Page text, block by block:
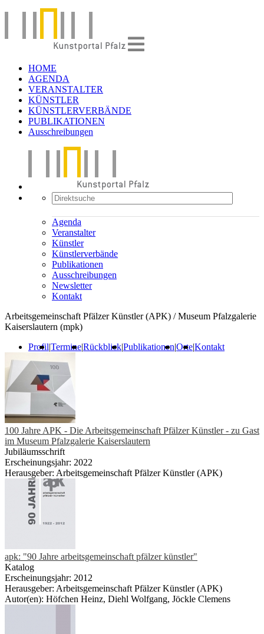
HOME
AGENDA
VERANSTALTER
KÜNSTLER
KÜNSTLERVERBÄNDE
PUBLIKATIONEN
Ausschreibungen
Agenda
Veranstalter
Künstler
Künstlerverbände
Publikationen
Ausschreibungen
Newsletter
Kontakt
Arbeitsgemeinschaft Pfälzer Künstler (APK) / Museum Pfalzgalerie
Kaiserslautern (mpk)
Profil|Termine|Rückblick|Publikationen|Orte|Kontakt
100 Jahre APK - Die Arbeitsgemeinschaft Pfälzer Künstler - zu Gast
im Museum Pfalzgalerie Kaiserslautern
Jubiläumsschrift
Erscheinungsjahr: 2022
Herausgeber: Arbeitsgemeinschaft Pfälzer Künstler (APK)
apk: "90 Jahre arbeitsgemeinschaft pfälzer künstler"
Katalog
Erscheinungsjahr: 2012
Herausgeber: Arbeitsgemeinschaft Pfälzer Künstler (APK)
Autor(en): Höfchen Heinz, Diehl Wolfgang, Jöckle Clemens